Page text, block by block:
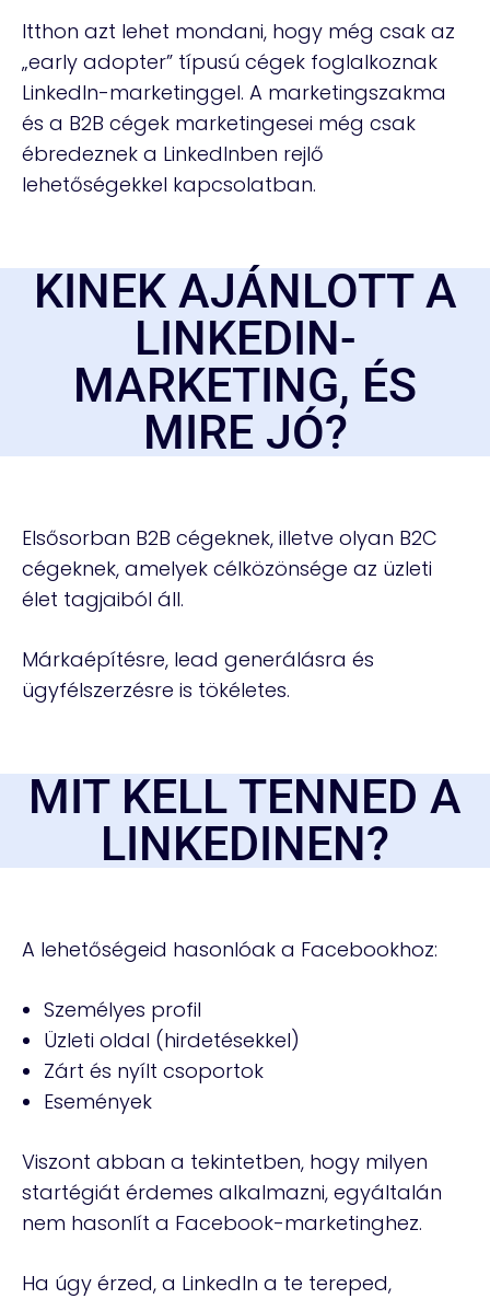
Itthon azt lehet mondani, hogy még csak az
„early adopter” típusú cégek foglalkoznak
LinkedIn-marketinggel. A marketingszakma
és a B2B cégek marketingesei még csak
ébredeznek a LinkedInben rejlő
lehetőségekkel kapcsolatban.
KINEK AJÁNLOTT A
LINKEDIN-
MARKETING, ÉS
MIRE JÓ?
Elsősorban B2B cégeknek, illetve olyan B2C
cégeknek, amelyek célközönsége az üzleti
élet tagjaiból áll.
Márkaépítésre, lead generálásra és
ügyfélszerzésre is tökéletes.
MIT KELL TENNED A
LINKEDINEN?
A lehetőségeid hasonlóak a Facebookhoz:
Személyes profil
Üzleti oldal (hirdetésekkel)
Zárt és nyílt csoportok
Események
Viszont abban a tekintetben, hogy milyen
startégiát érdemes alkalmazni, egyáltalán
nem hasonlít a Facebook-marketinghez.
Ha úgy érzed, a LinkedIn a te tereped,